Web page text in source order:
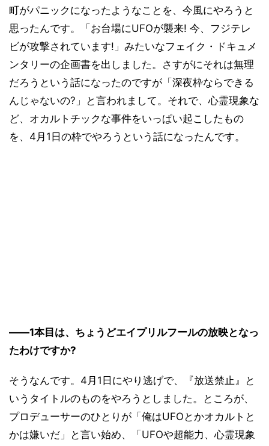
町がパニックになったようなことを、今風にやろうと
思ったんです。「お台場にUFOが襲来! 今、フジテレ
ビが攻撃されています!」みたいなフェイク・ドキュメ
ンタリーの企画書を出しました。さすがにそれは無理
だろうという話になったのですが「深夜枠ならできる
んじゃないの?」と言われまして。それで、心霊現象な
ど、オカルトチックな事件をいっぱい起こしたもの
を、4月1日の枠でやろうという話になったんです。
――1本目は、ちょうどエイプリルフールの放映となっ
たわけですか?
そうなんです。4月1日にやり逃げで、『放送禁止』と
いうタイトルのものをやろうとしました。ところが、
プロデューサーのひとりが「俺はUFOとかオカルトと
かは嫌いだ」と言い始め、「UFOや超能力、心霊現象